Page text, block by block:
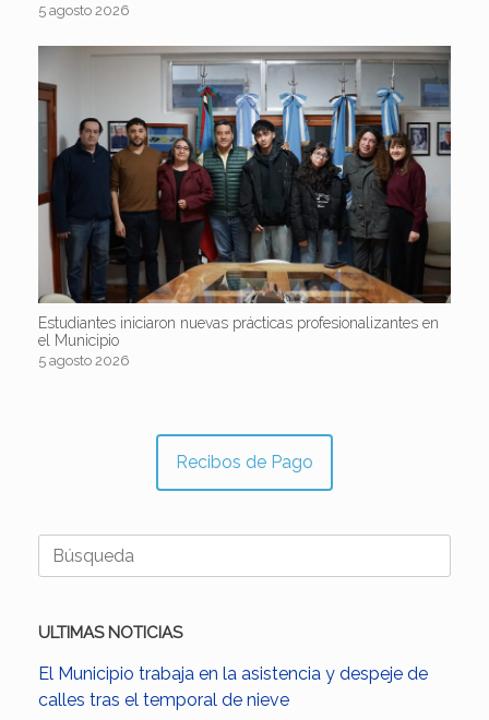
5 agosto 2026
Estudiantes iniciaron nuevas prácticas profesionalizantes en
el Municipio
5 agosto 2026
Recibos de Pago
Buscar:
ULTIMAS NOTICIAS
El Municipio trabaja en la asistencia y despeje de
calles tras el temporal de nieve